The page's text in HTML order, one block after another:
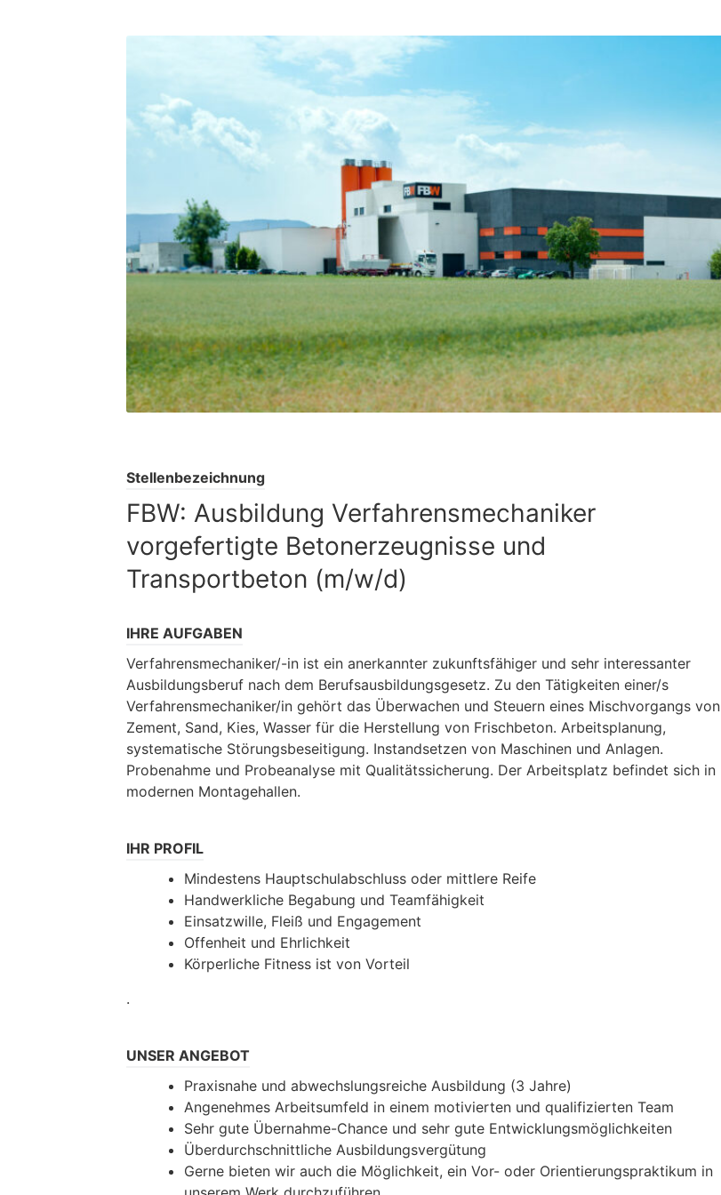
Stellenbezeichnung
FBW: Ausbildung Verfahrensmechaniker
vorgefertigte Betonerzeugnisse und
Transportbeton (m/w/d)
IHRE AUFGABEN
Verfahrensmechaniker/-in ist ein anerkannter zukunftsfähiger und sehr interessanter
Ausbildungsberuf nach dem Berufsausbildungsgesetz. Zu den Tätigkeiten einer/s
Verfahrensmechaniker/in gehört das Überwachen und Steuern eines Mischvorgangs von
Zement, Sand, Kies, Wasser für die Herstellung von Frischbeton. Arbeitsplanung,
systematische Störungsbeseitigung. Instandsetzen von Maschinen und Anlagen.
Probenahme und Probeanalyse mit Qualitätssicherung. Der Arbeitsplatz befindet sich in
modernen Montagehallen.
IHR PROFIL
Mindestens Hauptschulabschluss oder mittlere Reife
Handwerkliche Begabung und Teamfähigkeit
Einsatzwille, Fleiß und Engagement
Offenheit und Ehrlichkeit
Körperliche Fitness ist von Vorteil
.
UNSER ANGEBOT
Praxisnahe und abwechslungsreiche Ausbildung (3 Jahre)
Angenehmes Arbeitsumfeld in einem motivierten und qualifizierten Team
Sehr gute Übernahme-Chance und sehr gute Entwicklungsmöglichkeiten
Überdurchschnittliche Ausbildungsvergütung
Gerne bieten wir auch die Möglichkeit, ein Vor- oder Orientierungspraktikum in